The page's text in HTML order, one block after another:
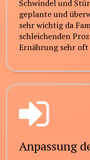
Schwindel und
geplante und
sehr wichtig da
schleichenden
Ernährung sehr
Anpassung